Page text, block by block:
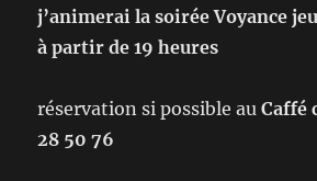
j’animerai la soirée Voyance
à partir de 19 heures
réservation si possible auCaffé
28 50 76